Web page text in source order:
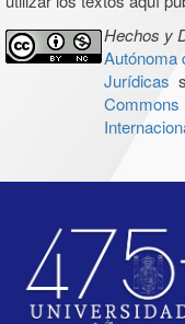
Hechos y
Autónoma
Jurídicas
Commons